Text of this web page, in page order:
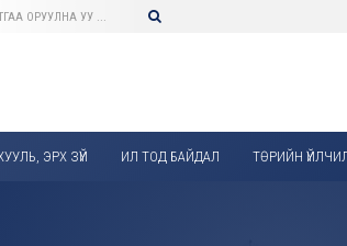
ЭРХ ЗҮЙ ИЛ ТОД БАЙДАЛ ТӨРИЙН